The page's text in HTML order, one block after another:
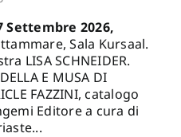
Settembre 2026,
Sala Kursaal.
LISA SCHNEIDER.
E MUSA DI
FAZZINI, catalogo
Editore a cura di